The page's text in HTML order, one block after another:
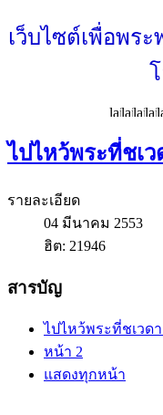
เว็บไซต์เพื่อพร
ไปไหว้พระที่ชเว
รายละเอียด
04 มีนาคม 2553
ฮิต: 21946
สารบัญ
ไปไหว้พระที่ชเวด
หน้า 2
แสดงทุกหน้า